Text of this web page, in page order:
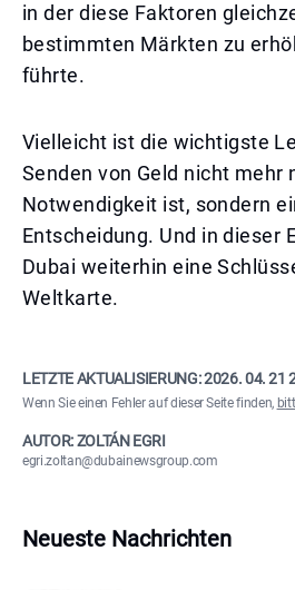
in der diese Faktoren
bestimmten Märkten zu
führte.
Vielleicht ist die wichtigste
Senden von Geld nicht mehr
Notwendigkeit ist, sondern
Entscheidung. Und in dieser
Dubai weiterhin eine
Weltkarte.
LETZTE AKTUALISIERUNG:2026. 04. 21
Wenn Sie einen Fehler auf dieser Seite finden,
AUTOR: ZOLTÁN EGRI
egri.zoltan@dubainewsgroup.com
Neueste Nachrichten